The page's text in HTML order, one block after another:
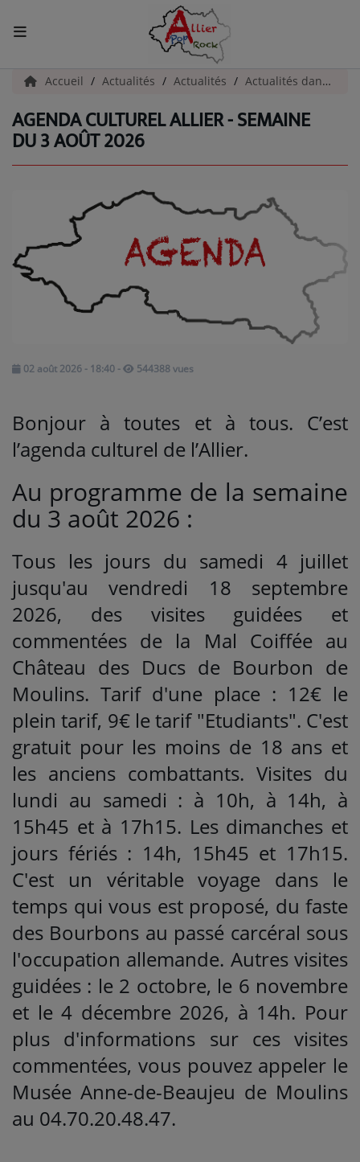
ACCUEIL
Actualités
INFOS - ALLIER
AGENDA CULTUREL - ALLIER
INFOS POP ROCK
La Radio
EMISSIONS
PODCASTS
Agenda
Se connecter
Accueil Actualités Actualités Actualités dans l'Allier
AGENDA CULTUREL ALLIER - SEMAINE
DU 3 AOÛT 2026
02 août 2026 - 18:40 - 544388 vues
Bonjour à toutes et à tous. C’est
l’agenda culturel de l’Allier.
Au programme de la semaine
du 3 août 2026 :
Tous les jours du samedi 4 juillet
jusqu'au vendredi 18 septembre
2026, des visites guidées et
commentées de la Mal Coiffée au
Château des Ducs de Bourbon de
Moulins. Tarif d'une place : 12€ le
plein tarif, 9€ le tarif "Etudiants". C'est
gratuit pour les moins de 18 ans et
les anciens combattants. Visites du
lundi au samedi : à 10h, à 14h, à
15h45 et à 17h15. Les dimanches et
jours fériés : 14h, 15h45 et 17h15.
C'est un véritable voyage dans le
temps qui vous est proposé, du faste
des Bourbons au passé carcéral sous
l'occupation allemande. Autres visites
guidées : le 2 octobre, le 6 novembre
et le 4 décembre 2026, à 14h. Pour
plus d'informations sur ces visites
commentées, vous pouvez appeler le
Musée Anne-de-Beaujeu de Moulins
au 04.70.20.48.47.